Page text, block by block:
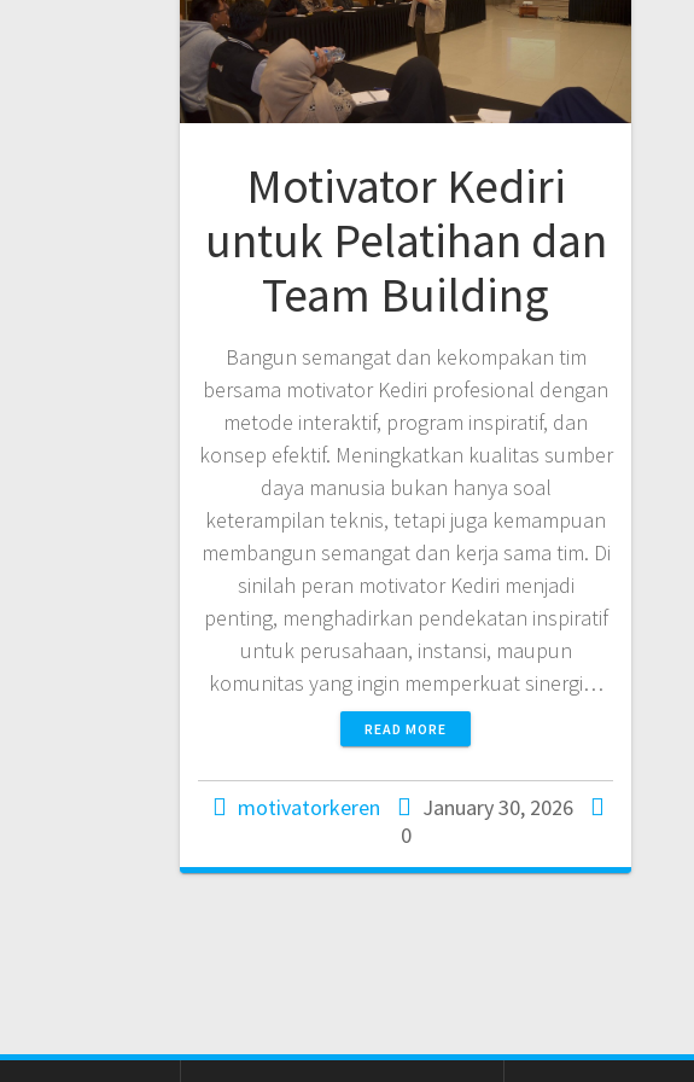
Motivator Kediri
untuk Pelatihan dan
Team Building
Bangun semangat dan kekompakan tim
bersama motivator Kediri profesional dengan
metode interaktif, program inspiratif, dan
konsep efektif. Meningkatkan kualitas sumber
daya manusia bukan hanya soal
keterampilan teknis, tetapi juga kemampuan
membangun semangat dan kerja sama tim. Di
sinilah peran motivator Kediri menjadi
penting, menghadirkan pendekatan inspiratif
untuk perusahaan, instansi, maupun
komunitas yang ingin memperkuat sinergi…
READ MORE
motivatorkeren
January 30, 2026
0